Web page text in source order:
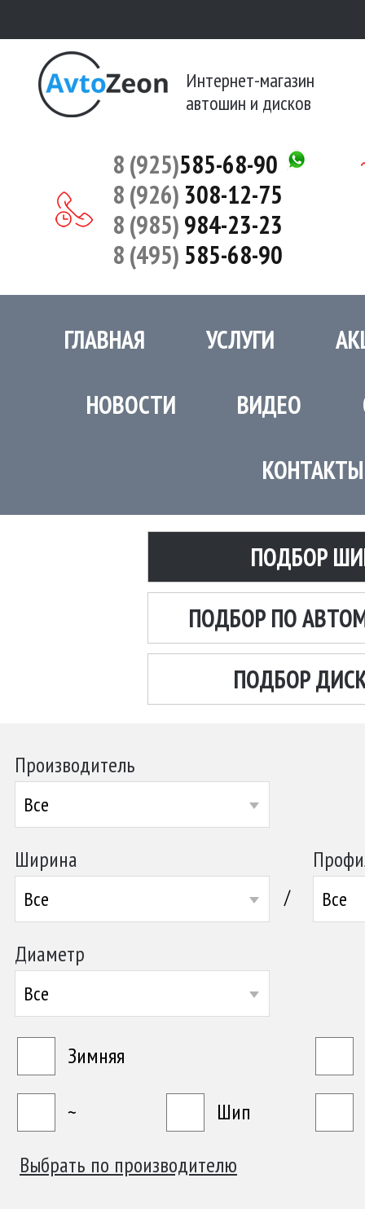
Интернет-магазин
автошин и дисков
8 (925)585-68-90
8 (926) 308-12-75
8 (985)984-23-23
8 (495)585-68-90
ГЛАВНАЯ УСЛУГИ
НОВОСТИ ВИДЕО
КОНТАКТЫ
ПОДБОР
ПОДБОР ПО
ПОДБОР
Производитель
Все
Ширина
Все / Все
Диаметр
Все
Зимняя
~
Шип
Выбрать по производителю